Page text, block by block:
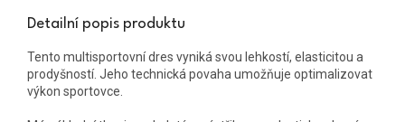
Detailní popis produktu
Tento multisportovní dres vyniká svou lehkostí, elasticitou a
prodyšností. Jeho technická povaha umožňuje optimalizovat
výkon sportovce.